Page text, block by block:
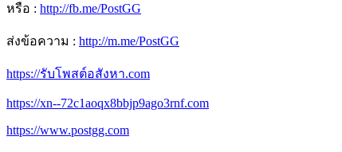
หรือ : http://fb.me/PostGG
ส่งข้อความ : http://m.me/PostGG
https://รับโพสต์อสังหา.com
https://xn--72c1aoqx8bbjp9ago3rnf.com
https://www.postgg.com